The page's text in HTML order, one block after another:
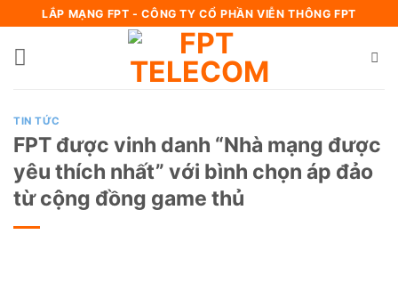
LẮP MẠNG FPT - CÔNG TY CỔ PHẦN VIỄN THÔNG FPT
TIN TỨC
FPT được vinh danh “Nhà mạng được
yêu thích nhất” với bình chọn áp đảo
từ cộng đồng game thủ